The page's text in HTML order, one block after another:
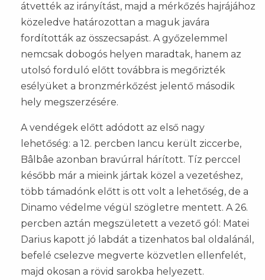
átvették az irányítást, majd a mérkőzés hajrájához
közeledve határozottan a maguk javára
fordították az összecsapást. A győzelemmel
nemcsak dobogós helyen maradtak, hanem az
utolsó forduló előtt továbbra is megőrizték
esélyüket a bronzmérkőzést jelentő második
hely megszerzésére.
A vendégek előtt adódott az első nagy
lehetőség: a 12. percben Iancu került ziccerbe,
Bâlbâe azonban bravúrral hárított. Tíz perccel
később már a mieink jártak közel a vezetéshez,
több támadónk előtt is ott volt a lehetőség, de a
Dinamo védelme végül szögletre mentett. A 26.
percben aztán megszületett a vezető gól: Matei
Darius kapott jó labdát a tizenhatos bal oldalánál,
befelé cselezve megverte közvetlen ellenfelét,
majd okosan a rövid sarokba helyezett.